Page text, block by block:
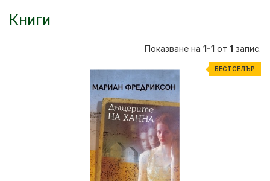
Книги
Показване на 1-1 от 1 запис.
БЕСТСЕЛЪР